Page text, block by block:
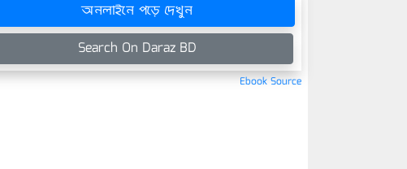
অনলাইনে পড়ে দেখুন
Search On Daraz BD
Ebook Source